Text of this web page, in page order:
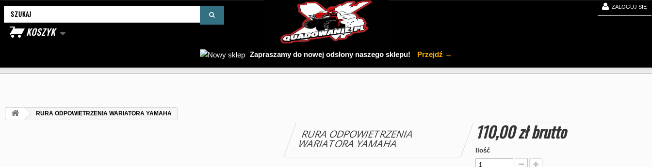
ZALOGUJ SIĘ
Zapraszamy do nowej odsłony naszego sklepu! Przejdź →
KOSZYK
Wyszukaj produkt
RURA ODPOWIETRZENIA WARIATORA YAMAHA
RURA ODPOWIETRZENIA
WARIATORA YAMAHA
110,00 złbrutto
Ilość